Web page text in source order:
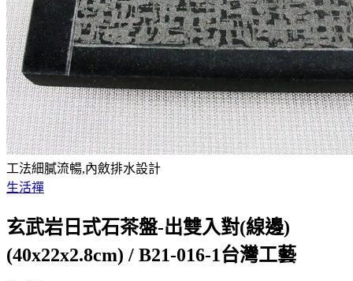
工法細膩流暢,內斂排水設計
生活禪
玄武岩日式石茶盤-出雙入對(線邊)
(40x22x2.8cm) / B21-016-1台灣工藝